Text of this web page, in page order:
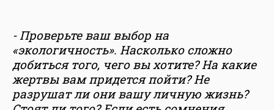
- Проверьте ваш выбор на
«экологичность». Насколько сложно
добиться того, чего вы хотите? На какие
жертвы вам придется пойти? Не
разрушат ли они вашу личную жизнь?